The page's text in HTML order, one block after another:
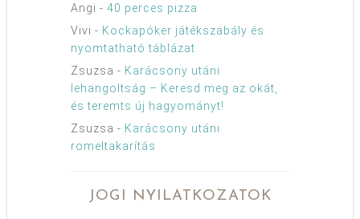
Angi - 40 perces pizza
Vivi - Kockapóker játékszabály és
nyomtatható táblázat
Zsuzsa - Karácsony utáni
lehangoltság – Keresd meg az okát,
és teremts új hagyományt!
Zsuzsa - Karácsony utáni
romeltakarítás
JOGI NYILATKOZATOK